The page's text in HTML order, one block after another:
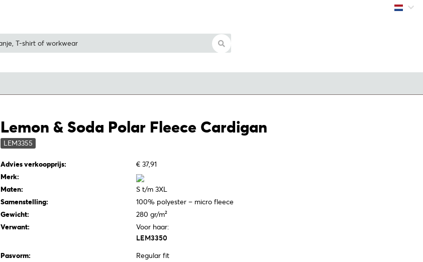
Lemon & Soda Polar Fleece Cardigan
LEM3355
Advies verkoopprijs:
€ 37,91
Merk:
Maten:
S t/m 3XL
Samenstelling:
100% polyester – micro fleece
Gewicht:
280 gr/m²
Verwant:
Voor haar:
LEM3350
Pasvorm:
Regular fit